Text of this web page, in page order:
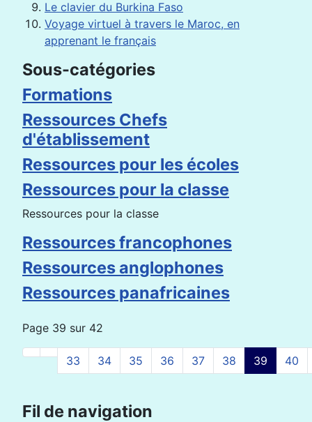
Le clavier du Burkina Faso
Voyage virtuel à travers le Maroc, en
apprenant le français
Sous-catégories
Formations
Ressources Chefs
d'établissement
Ressources pour les écoles
Ressources pour la classe
Ressources pour la classe
Ressources francophones
Ressources anglophones
Ressources panafricaines
Page 39 sur 42
33 34 35 36 37 38 39 40
Fil de navigation